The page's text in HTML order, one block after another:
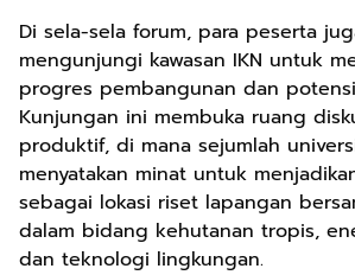
Di sela-sela forum, para peserta
mengunjungi kawasan IKN untuk
progres pembangunan dan
Kunjungan ini membuka ruang
produktif, di mana sejumlah
menyatakan minat untuk
sebagai lokasi riset lapangan
dalam bidang kehutanan tropis,
dan teknologi lingkungan.